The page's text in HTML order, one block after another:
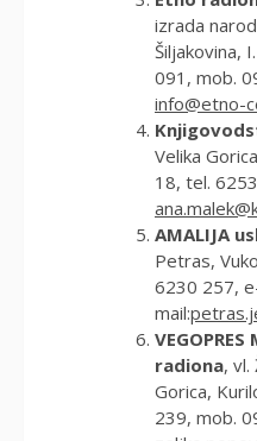
izrada
Šiljakovina,
091, mob.
info@etno-
Velika
18, tel.
AMALIJA
Petras,
6230 257,
mail:
radiona, vl.
Gorica,
239, mob.